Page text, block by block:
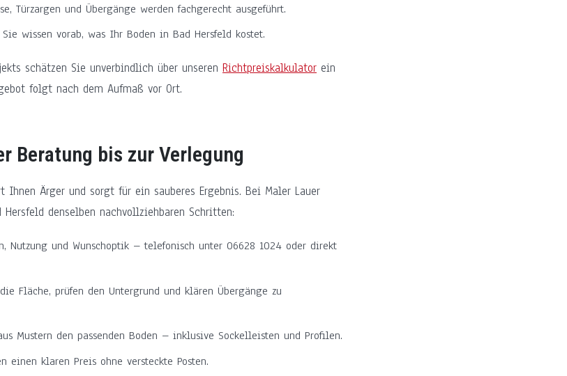
Türzargen und Übergänge werden fachgerecht ausgeführt.
wissen vorab, was Ihr Boden in Bad Hersfeld kostet.
schätzen Sie unverbindlich über unseren Richtpreiskalkulator ein
folgt nach dem Aufmaß vor Ort.
Beratung bis zur Verlegung
Ärger und sorgt für ein sauberes Ergebnis. Bei Maler Lauer
denselben nachvollziehbaren Schritten:
Nutzung und Wunschoptik – telefonisch unter 06628 1024 oder direkt
Fläche, prüfen den Untergrund und klären Übergänge zu
Mustern den passenden Boden – inklusive Sockelleisten und Profilen.
einen klaren Preis ohne versteckte Posten.